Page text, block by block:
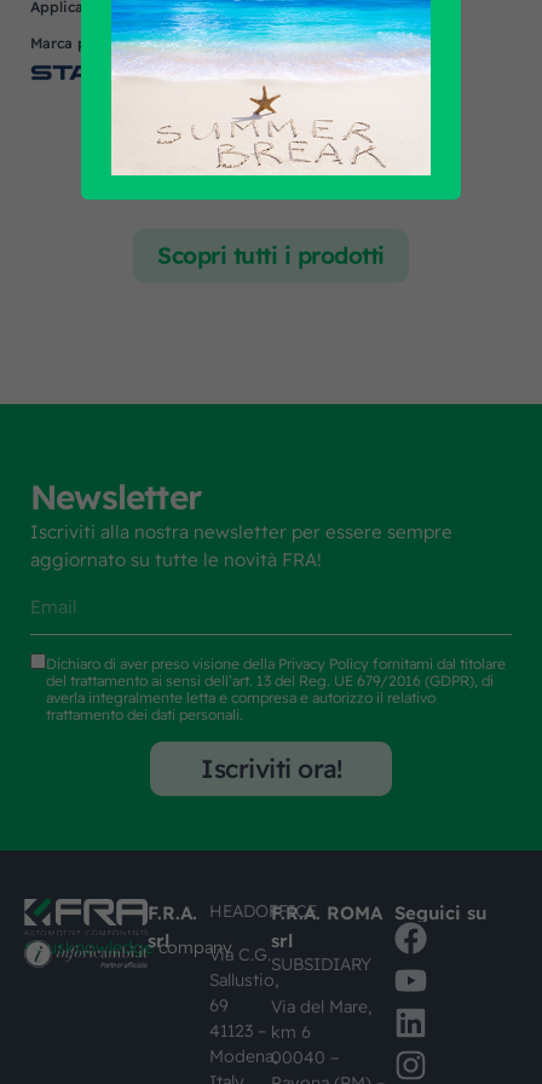
Applicazione
MERCEDES, SETRA
Marca prodotto
STABILUS
Scopri tutti i prodotti
Newsletter
Iscriviti alla nostra newsletter per essere sempre
aggiornato su tutte le novità FRA!
Dichiaro di aver preso visione della Privacy Policy fornitami dal titolare
del trattamento ai sensi dell’art. 13 del Reg. UE 679/2016 (GDPR), di
averla integralmente letta e compresa e autorizzo il relativo
trattamento dei dati personali.
Iscriviti ora!
#busknowledgecompany
F.R.A.
srl
HEADOFFICE
Via C.G.
Sallustio,
69
41123 –
Modena,
F.R.A. ROMA
srl
SUBSIDIARY
Via del Mare,
km 6
00040 –
Seguici su